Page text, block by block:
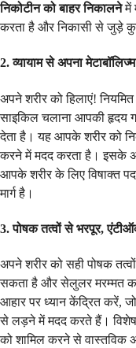
निकोटीन को बाहर निकालनेमें
करता है और निकासी से जुड़े
2. व्यायाम से अपना
अपने शरीर को हिलाएं!
साइकिल चलाना आपकी हृदय
देता है। यह आपके शरीर को
करने में मदद करता है। इसके
आपके शरीर के लिए विषाक्त
मार्ग है।
3. पोषक तत्वों से भरपूर,
अपने शरीर को सही पोषक
सकता है और सेलुलर मरम्मत
आहार पर ध्यान केंद्रित करें,
से लड़ने में मदद करते हैं।
को शामिल करने से